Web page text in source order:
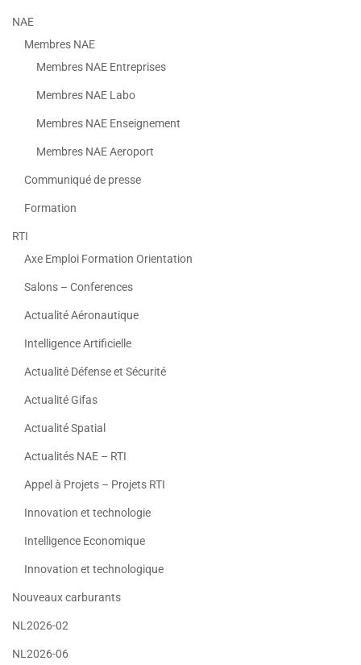
NAE
Membres NAE
Membres NAE Entreprises
Membres NAE Labo
Membres NAE Enseignement
Membres NAE Aeroport
Communiqué de presse
Formation
RTI
Axe Emploi Formation Orientation
Salons – Conferences
Actualité Aéronautique
Intelligence Artificielle
Actualité Défense et Sécurité
Actualité Gifas
Actualité Spatial
Actualités NAE – RTI
Appel à Projets – Projets RTI
Innovation et technologie
Intelligence Economique
Innovation et technologique
Nouveaux carburants
NL2026-02
NL2026-06